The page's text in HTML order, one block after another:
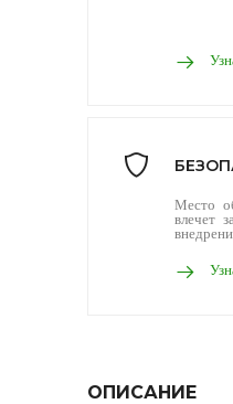
Место
влечет
ОПИСАНИЕ